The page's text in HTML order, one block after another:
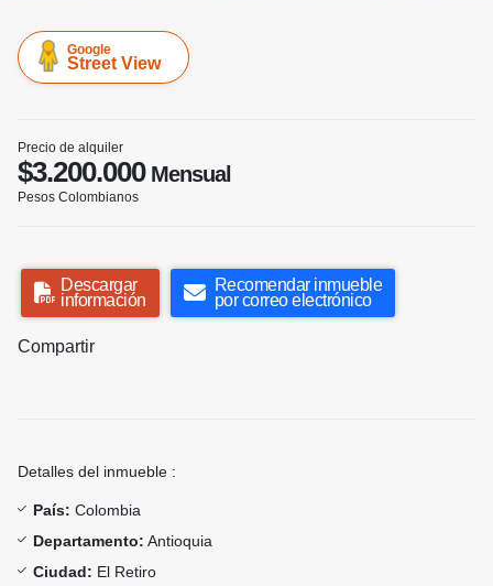
Google
Street View
Precio de alquiler
$3.200.000Mensual
Pesos Colombianos
Descargar
información
Recomendar inmueble
por correo electrónico
Compartir
Detalles del inmueble :
País: Colombia
Departamento: Antioquia
Ciudad: El Retiro